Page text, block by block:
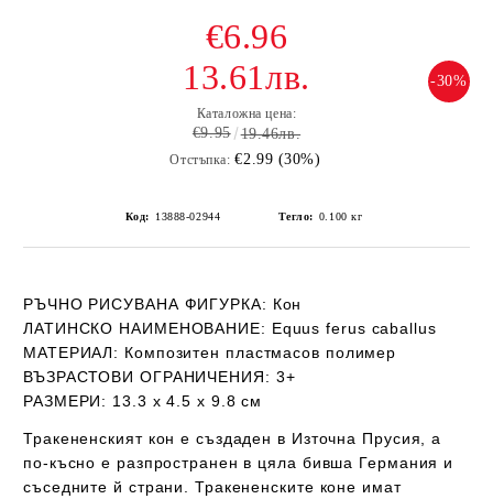
-30%
€6.96
13.61лв.
Каталожна цена:
€9.95 19.46лв.
Отстъпка: €2.99 (30%)
Код: 13888-02944 Тегло: 0.100 кг
РЪЧНО РИСУВАНА ФИГУРКА: Кон
ЛАТИНСКО НАИМЕНОВАНИЕ: Equus ferus caballus
МАТЕРИАЛ: Композитен пластмасов полимер
ВЪЗРАСТОВИ ОГРАНИЧЕНИЯ: 3+
РАЗМЕРИ: 13.3 х 4.5 х 9.8 см
Тракененският кон е създаден в Източна Прусия, а
по-късно е разпространен в цяла бивша Германия и
съседните й страни. Тракененските коне имат